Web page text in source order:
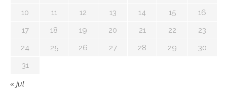
10
11 12 13 14 15
16
17
18 19 20 21 22
23
24
25 26 27 28 29
30
31
« jul